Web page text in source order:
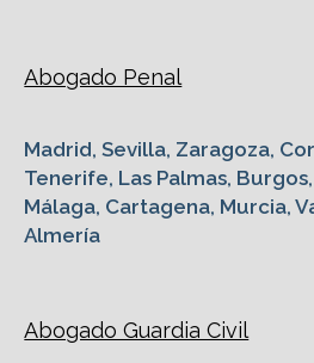
Abogado Penal
Madrid, Sevilla, Zaragoza,
Tenerife, Las Palmas,
Málaga, Cartagena, Murcia,
Almería
Abogado Guardia Civil